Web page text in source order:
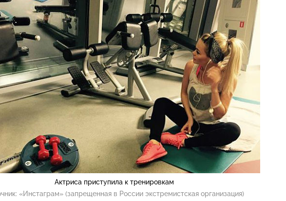
Актриса приступила к тренировкам
«Инстаграм» (запрещенная в России экстремистская организация)